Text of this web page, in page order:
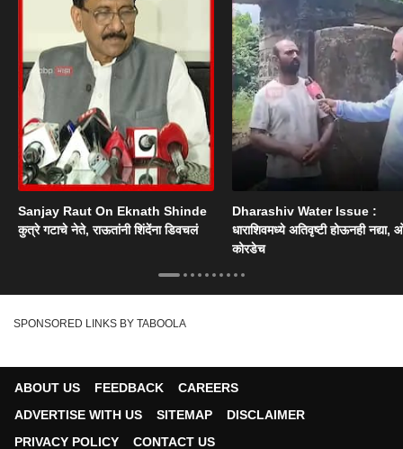
Sanjay Raut On Eknath Shinde
कुत्रे गटाचे नेते, राऊतांनी शिंदेंना डिवचलं
Dharashiv Water Issue :
धाराशिवमध्ये अतिवृष्टी होऊनही नद्या,
कोरडेच
SPONSORED LINKS BY TABOOLA
ABOUT US FEEDBACK
CAREERS
ADVERTISE WITH US
SITEMAP
DISCLAIMER
PRIVACY POLICY
CONTACT US